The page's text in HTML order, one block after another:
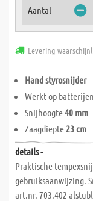
Aantal
Levering
Hand styrosnijder
Werkt op
Snijhoogte40 mm
Zaagdiepte23 cm
details -
Praktische
gebruiksaanwijzing.
art.nr. 703.402